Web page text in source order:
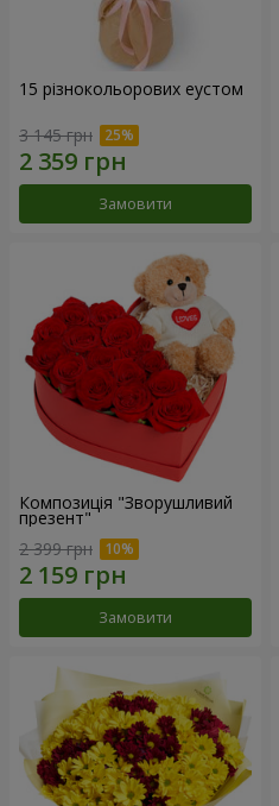
15 різнокольорових еустом
3 145 грн
Замовити
Композиція "Зворушливий
презент"
2 399 грн
Замовити